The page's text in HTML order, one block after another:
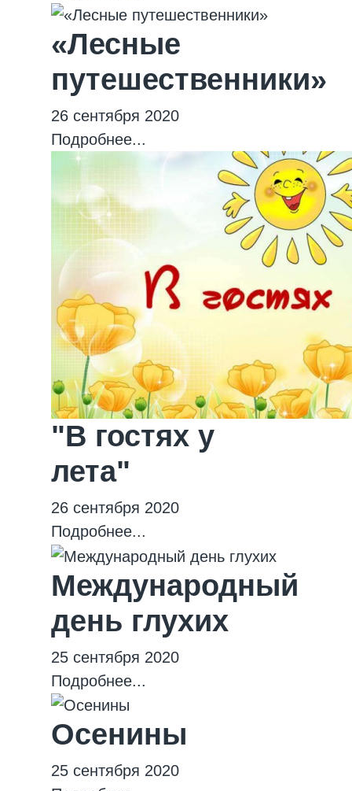
«Лесные
путешественники»
26 сентября 2020
Подробнее...
"В гостях у
лета"
26 сентября 2020
Подробнее...
Международный
день глухих
25 сентября 2020
Подробнее...
Осенины
25 сентября 2020